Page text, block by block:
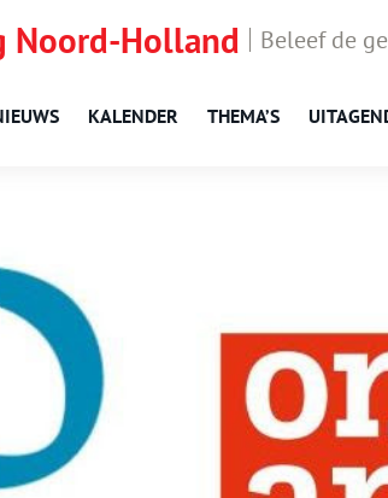
Noord-Holland Beleef de
KALENDER THEMA’S